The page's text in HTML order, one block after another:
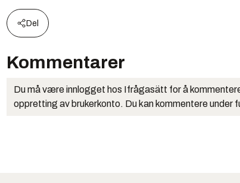
Del
Kommentarer
Du må være innlogget hos Ifrågasätt for å
oppretting av brukerkonto. Du kan kommentere under